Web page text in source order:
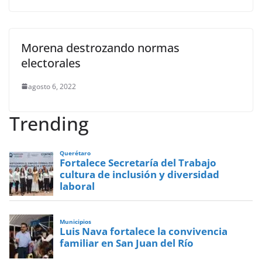
Morena destrozando normas
electorales
agosto 6, 2022
Trending
Querétaro
Fortalece Secretaría del Trabajo
cultura de inclusión y diversidad
laboral
Municipios
Luis Nava fortalece la convivencia
familiar en San Juan del Río